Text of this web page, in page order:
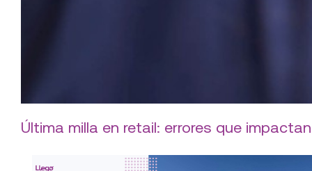
Última milla en retail: errores que